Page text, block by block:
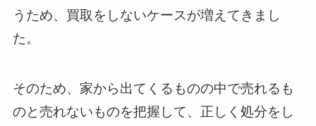
うため、買取をしないケースが増えてきまし
た。
そのため、家から出てくるものの中で売れるも
のと売れないものを把握して、正しく処分をし